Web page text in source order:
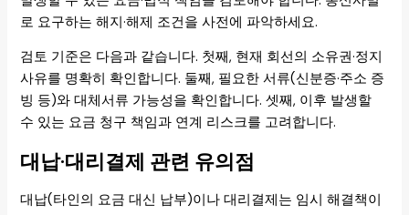
로 요구하는 해지·해제 조건을 사전에 파악하세요.
검토 기준은 다음과 같습니다. 첫째, 현재 회선의 소유권·정지
사유를 명확히 확인합니다. 둘째, 필요한 서류(신분증·주소 증
빙 등)와 대체서류 가능성을 확인합니다. 셋째, 이후 발생할
수 있는 요금 청구 책임과 연계 리스크를 고려합니다.
대납·대리결제 관련 유의점
대납(타인의 요금 대신 납부)이나 대리결제는 임시 해결책이